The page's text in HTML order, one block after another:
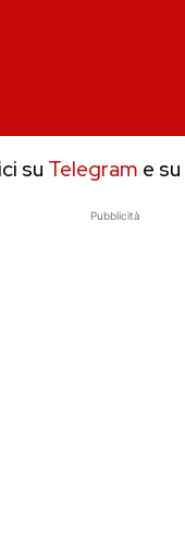
su Telegram e su
Pubblicità